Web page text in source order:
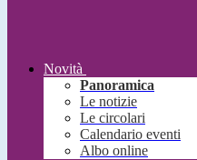
Novità
Panoramica
Le notizie
Le circolari
Calendario eventi
Albo online